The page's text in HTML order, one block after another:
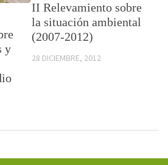
y
II Relevamiento sobre
la situación ambiental
(2007-2012)
28 DICIEMBRE, 2012